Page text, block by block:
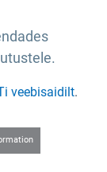
veebisaidilt.